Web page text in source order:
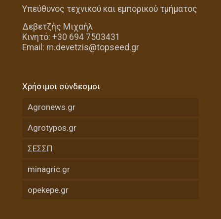
Υπεύθυνος τεχνικού και εμπορικού τμήματος
Δεβετζής Μιχαήλ
Κινητό: +30 694 7503431
Email: m.devetzis@topseed.gr
Χρήσιμοι σύνδεσμοι
Agronews.gr
Agrotypos.gr
ΣΕΣΣΠ
minagric.gr
opekepe.gr